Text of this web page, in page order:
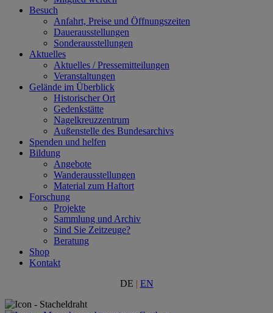
Besuch
Anfahrt, Preise und Öffnungszeiten
Dauerausstellungen
Sonderausstellungen
Aktuelles
Aktuelles / Pressemitteilungen
Veranstaltungen
Gelände im Überblick
Historischer Ort
Gedenkstätte
Nagelkreuzzentrum
Außenstelle des Bundesarchivs
Spenden und helfen
Bildung
Angebote
Wanderausstellungen
Material zum Haftort
Forschung
Projekte
Sammlung und Archiv
Sind Sie Zeitzeuge?
Beratung
Shop
Kontakt
DE | EN